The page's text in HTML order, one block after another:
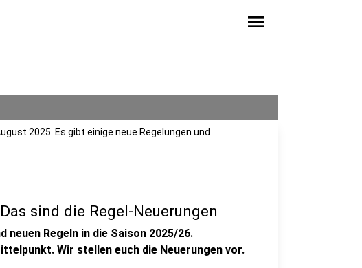
menu
2025. Es gibt einige neue Regelungen und
sind die Regel-Neuerungen
Regeln in die Saison 2025/26.
Wir stellen euch die Neuerungen vor.